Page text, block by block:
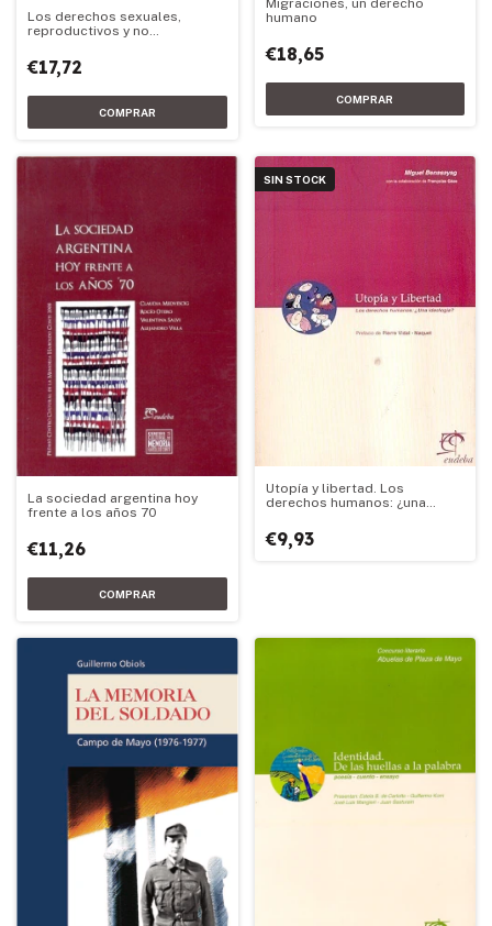
Los derechos sexuales,
reproductivos y no
derecho al aborto, como
derecho
€17,72
humano
€18,65
La sociedad argentina hoy
frente a los años 70
€11,26
SIN STOCK
Utopía y libertad. Los
derechos humanos: ¿una
€9,93